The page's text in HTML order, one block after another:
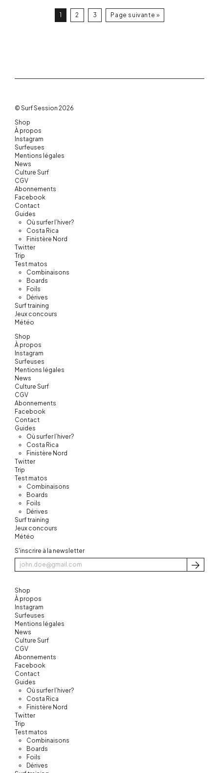
1 2 3 Page suivante »
© Surf Session 2026
Shop
À propos
Instagram
Surfeuses
Mentions légales
News
Culture Surf
CGV
Abonnements
Facebook
Contact
Guides
Où surfer l’hiver?
Costa Rica
Finistère Nord
Twitter
Trip
Test matos
Combinaisons
Boards
Foils
Dérives
Surf training
Jeux concours
Météo
Shop
À propos
Instagram
Surfeuses
Mentions légales
News
Culture Surf
CGV
Abonnements
Facebook
Contact
Guides
Où surfer l’hiver?
Costa Rica
Finistère Nord
Twitter
Trip
Test matos
Combinaisons
Boards
Foils
Dérives
Surf training
Jeux concours
Météo
S'inscrire à la newsletter
Shop
À propos
Instagram
Surfeuses
Mentions légales
News
Culture Surf
CGV
Abonnements
Facebook
Contact
Guides
Où surfer l’hiver?
Costa Rica
Finistère Nord
Twitter
Trip
Test matos
Combinaisons
Boards
Foils
Dérives